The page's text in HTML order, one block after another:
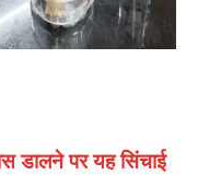
डालने पर यह सिंचाई